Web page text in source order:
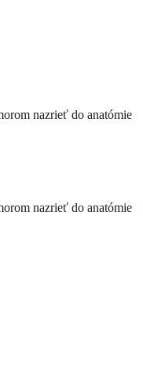
nazrieť do anatómie
nazrieť do anatómie